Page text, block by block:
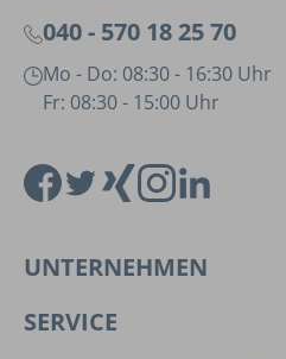
040 - 570 18 25 70
Mo - Do: 08:30 - 16:30 Uhr
Fr: 08:30 - 15:00 Uhr
UNTERNEHMEN
SERVICE